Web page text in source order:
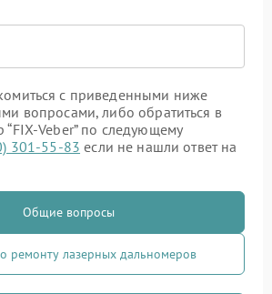
с приведенными ниже
вопросами, либо обратиться в
“FIX-Veber” по следующему
301-55-83 если не нашли ответ на
Общие вопросы
ремонту лазерных дальномеров